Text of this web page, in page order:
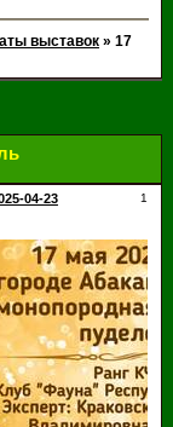
выставок »17
1
04-23